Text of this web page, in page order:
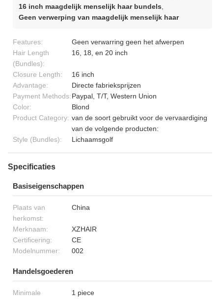
16 inch maagdelijk menselijk haar bundels
Geen verwerping van maagdelijk menselijk haar
Features:
Geen verwarring geen het afwerpen
Hair Length
(Bundles):
16, 18, en 20 inch
Closure Length:
16 inch
Advantage:
Directe fabrieksprijzen
Payment Methods:Paypal, T/T, Western Union
Color:
Blond
Product Category: van de soort gebruikt voor de vervaardiging
van de volgende producten:
Style (Bundles):
Lichaamsgolf
Specificaties
Basiseigenschappen
Plaats van
herkomst:
China
Merknaam:
XZHAIR
Certificering:
CE
Modelnummer:
002
Handelsgoederen
Minimale
1 piece